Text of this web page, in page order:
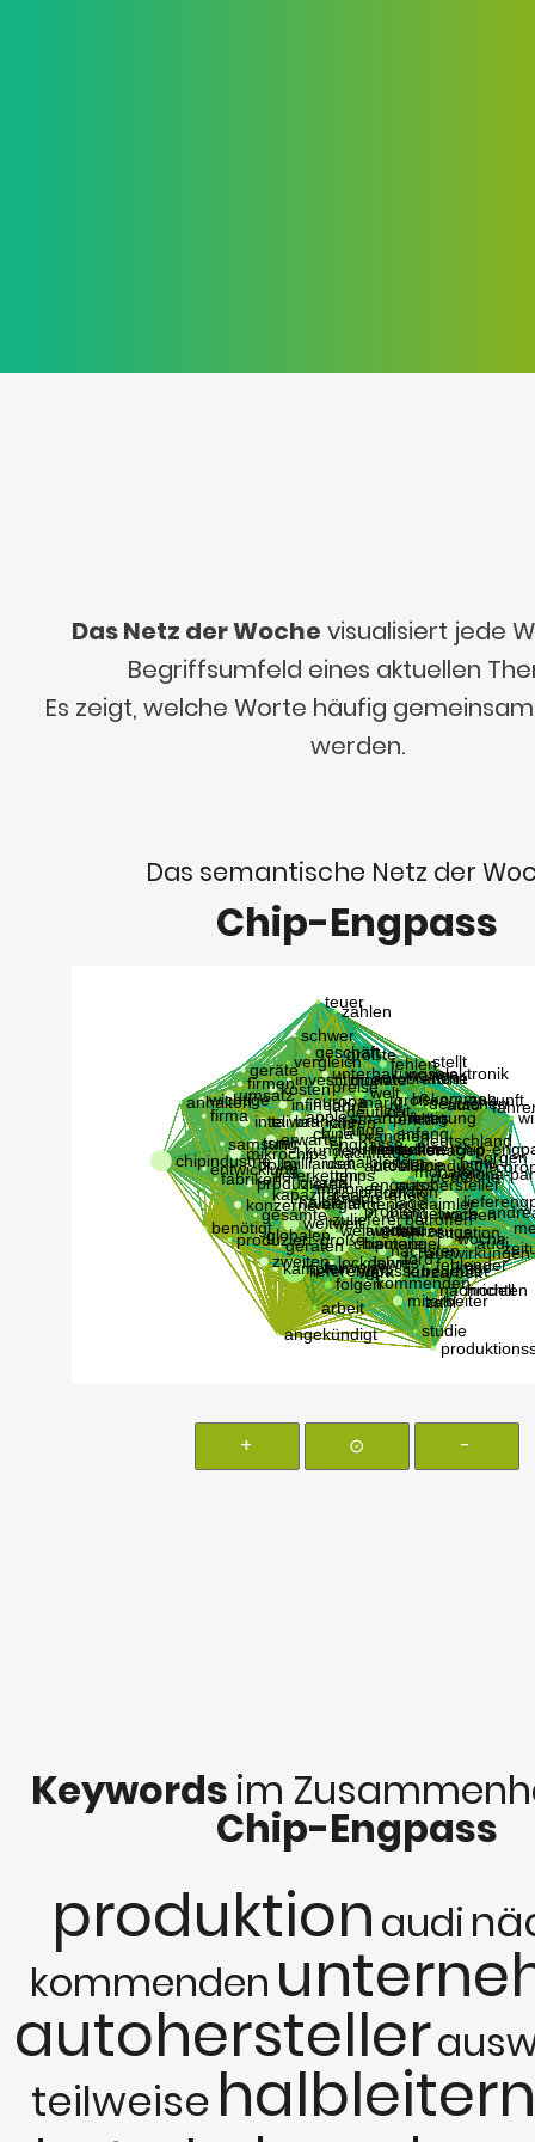
Das Netz der Woche visualisiert jede
Begriffsumfeld eines aktuellen
Es zeigt, welche Worte häufig
werden.
Das semantische Netz der
Chip-Engpass
+ ⊙ -
Keywords im
Chip-Engpass
produktion audi
kommenden
autohersteller
teilweise halbleitern